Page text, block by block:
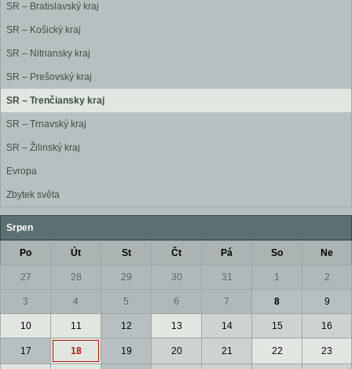
SR – Bratislavský kraj
SR – Košický kraj
SR – Nitriansky kraj
SR – Prešovský kraj
SR – Trenčiansky kraj
SR – Trnavský kraj
SR – Žilinský kraj
Evropa
Zbytek světa
Srpen
Po Út St Čt Pá So Ne
27 28 29 30 31 1 2
3 4 5 6 7 8 9
10 11 12 13 14 15 16
17 18 19 20 21 22 23